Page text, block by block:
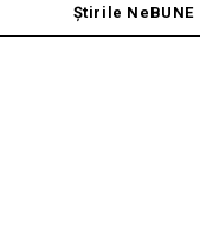
Știrile NeBUNE